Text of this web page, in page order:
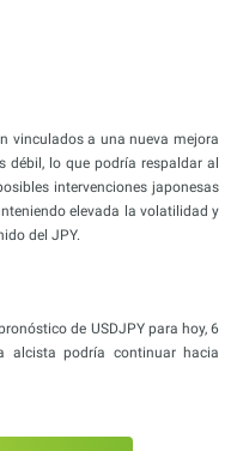
vinculados a una nueva mejora
débil, lo que podría respaldar al
intervenciones japonesas
elevada la volatilidad y
del JPY.
de USDJPY para hoy, 6
alcista podría continuar hacia